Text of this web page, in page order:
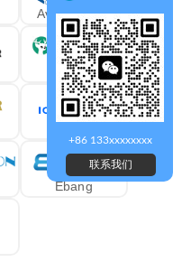
AvalonMiner
Fluminer
Ebang
+86 133xxxxxxxx
联系我们